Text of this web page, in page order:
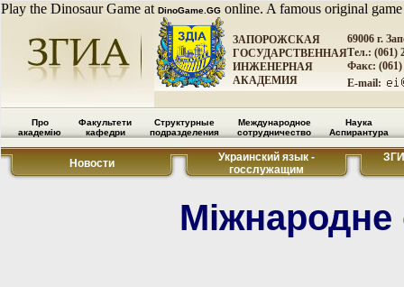
Play the Dinosaur Game at DinoGame.GG online. A famous original
ЗАПОРОЖСКАЯ
ГОСУДАРСТВЕННАЯ
ИНЖЕНЕРНАЯ
АКАДЕМИЯ
69006 г.
Тел.: (061)
Факс: (061)
E-mail:
Про
академію
Факультети
кафедри
Структурные
подразделения
Международное
сотрудничество
Наука
Аспирантура
Новости
Украинский язык -
госслужащим
Міжнародне